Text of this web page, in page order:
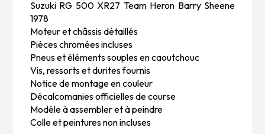
Suzuki RG 500 XR27 Team Heron Barry Sheene
1978
Moteur et châssis détaillés
Pièces chromées incluses
Pneus et éléments souples en caoutchouc
Vis, ressorts et durites fournis
Notice de montage en couleur
Décalcomanies officielles de course
Modèle à assembler et à peindre
Colle et peintures non incluses